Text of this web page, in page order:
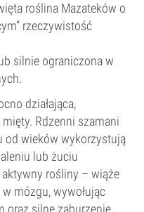
roślina Mazateków o
rzeczywistość
silnie ograniczona w
działająca,
Rdzenni szamani
od wieków wykorzystują
lub żuciu
rośliny – wiąże
mózgu, wywołując
oraz silne zaburzenie